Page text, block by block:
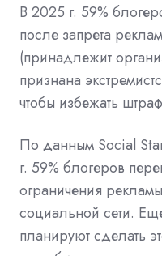
В 2025 г. 59%
после запрета
(принадлежит
признана
чтобы избежать
По данным Social
г. 59% блогеров
ограничения
социальной сети.
планируют сделать